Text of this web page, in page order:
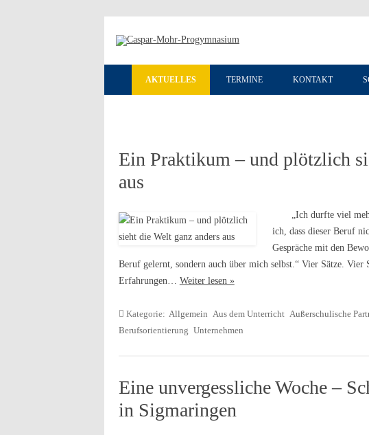
AKTUELLES TERMINE KONTAKT
Ein Praktikum – und plötzlich
aus
„Ich durfte viel mehr
ich, dass dieser Beruf
Gespräche mit den
Beruf gelernt, sondern auch über mich selbst.“ Vier Sätze.
Erfahrungen… Weiter lesen »
Kategorie: Allgemein Aus dem Unterricht Außerschulische
Berufsorientierung Unternehmen
Eine unvergessliche Woche –
in Sigmaringen